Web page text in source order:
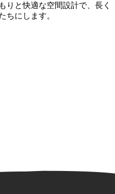
りと快適な空間設計で、長く
ちにします。